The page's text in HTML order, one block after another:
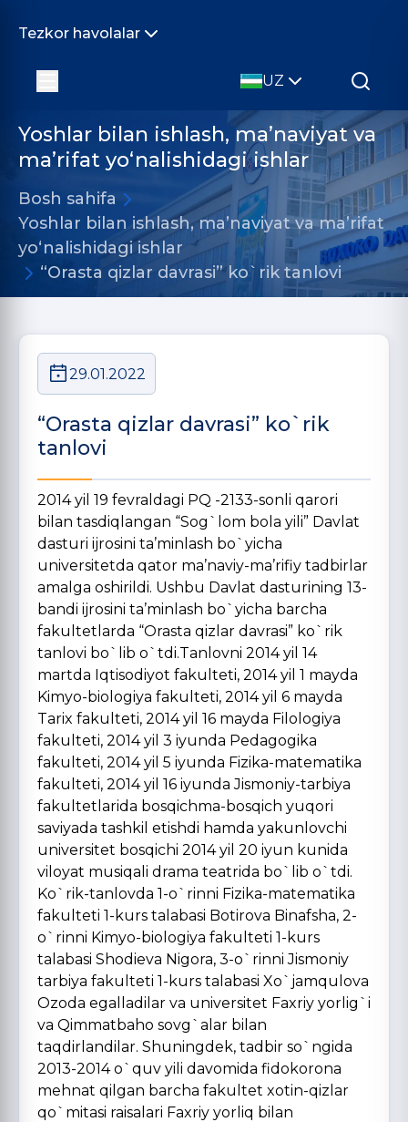
Tezkor havolalar
UZ
Yoshlar bilan ishlash, ma’naviyat va
ma’rifat yo‘nalishidagi ishlar
Bosh sahifa
Yoshlar bilan ishlash, ma’naviyat va ma’rifat
yo‘nalishidagi ishlar
“Orasta qizlar davrasi” ko`rik tanlovi
29.01.2022
“Orasta qizlar davrasi” ko`rik
tanlovi
2014 yil 19 fevraldagi PQ -2133-sonli qarori
bilan tasdiqlangan “Sog`lom bola yili” Davlat
dasturi ijrosini ta’minlash bo`yicha
universitetda qator ma’naviy-ma’rifiy tadbirlar
amalga oshirildi. Ushbu Davlat dasturining 13-
bandi ijrosini ta’minlash bo`yicha barcha
fakultetlarda “Orasta qizlar davrasi” ko`rik
tanlovi bo`lib o`tdi.Tanlovni 2014 yil 14
martda Iqtisodiyot fakulteti, 2014 yil 1 mayda
Kimyo-biologiya fakulteti, 2014 yil 6 mayda
Tarix fakulteti, 2014 yil 16 mayda Filologiya
fakulteti, 2014 yil 3 iyunda Pedagogika
fakulteti, 2014 yil 5 iyunda Fizika-matematika
fakulteti, 2014 yil 16 iyunda Jismoniy-tarbiya
fakultetlarida bosqichma-bosqich yuqori
saviyada tashkil etishdi hamda yakunlovchi
universitet bosqichi 2014 yil 20 iyun kunida
viloyat musiqali drama teatrida bo`lib o`tdi.
Ko`rik-tanlovda 1-o`rinni Fizika-matematika
fakulteti 1-kurs talabasi Botirova Binafsha, 2-
o`rinni Kimyo-biologiya fakulteti 1-kurs
talabasi Shodieva Nigora, 3-o`rinni Jismoniy
tarbiya fakulteti 1-kurs talabasi Xo`jamqulova
Ozoda egalladilar va universitet Faxriy yorlig`i
va Qimmatbaho sovg`alar bilan
taqdirlandilar. Shuningdek, tadbir so`ngida
2013-2014 o`quv yili davomida fidokorona
mehnat qilgan barcha fakultet xotin-qizlar
qo`mitasi raisalari Faxriy yorliq bilan